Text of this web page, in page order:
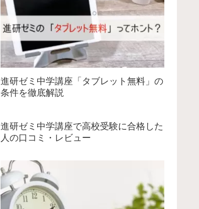
進研ゼミ中学講座「タブレット無料」の
条件を徹底解説
進研ゼミ中学講座で高校受験に合格した
人の口コミ・レビュー